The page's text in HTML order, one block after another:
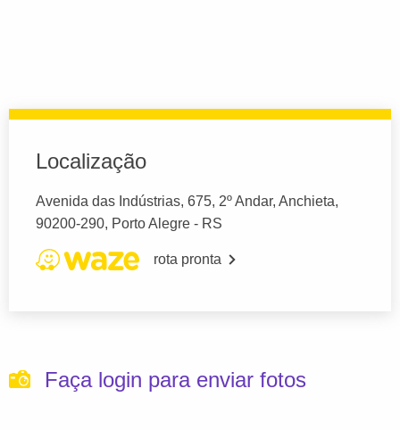
Localização
Avenida das Indústrias, 675, 2º Andar, Anchieta,
90200-290, Porto Alegre - RS
rota pronta
Faça login para enviar fotos